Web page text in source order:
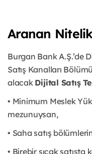
Aranan
Burgan Bank A.Ş.’de
Satış Kanalları
alacak Dijital Satış
• Minimum Meslek
mezunuysan,
• Saha satış
• Birebir sıcak